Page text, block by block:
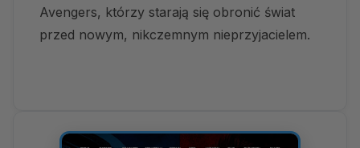
Avengers, którzy starają się obronić świat
przed nowym, nikczemnym nieprzyjacielem.